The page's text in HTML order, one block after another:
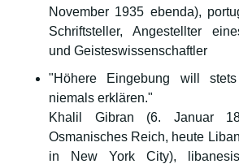
November 1935 ebenda),
Schriftsteller, Angestellter
und Geisteswissenschaftler
"Höhere Eingebung will
niemals erklären."
Khalil Gibran (6. Januar
Osmanisches Reich, heute
in New York City),